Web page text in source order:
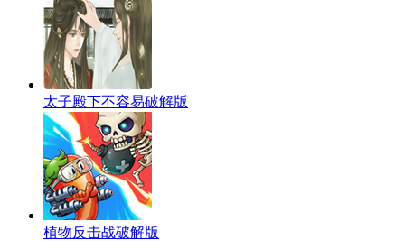
太子殿下不容易破解版
植物反击战破解版